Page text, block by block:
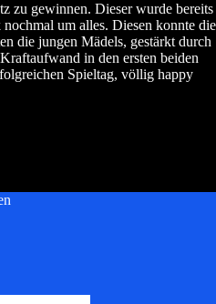
zu gewinnen. Dieser wurde bereits
um alles. Diesen konnte die
die jungen Mädels, gestärkt durch
in den ersten beiden
Spieltag, völlig happy